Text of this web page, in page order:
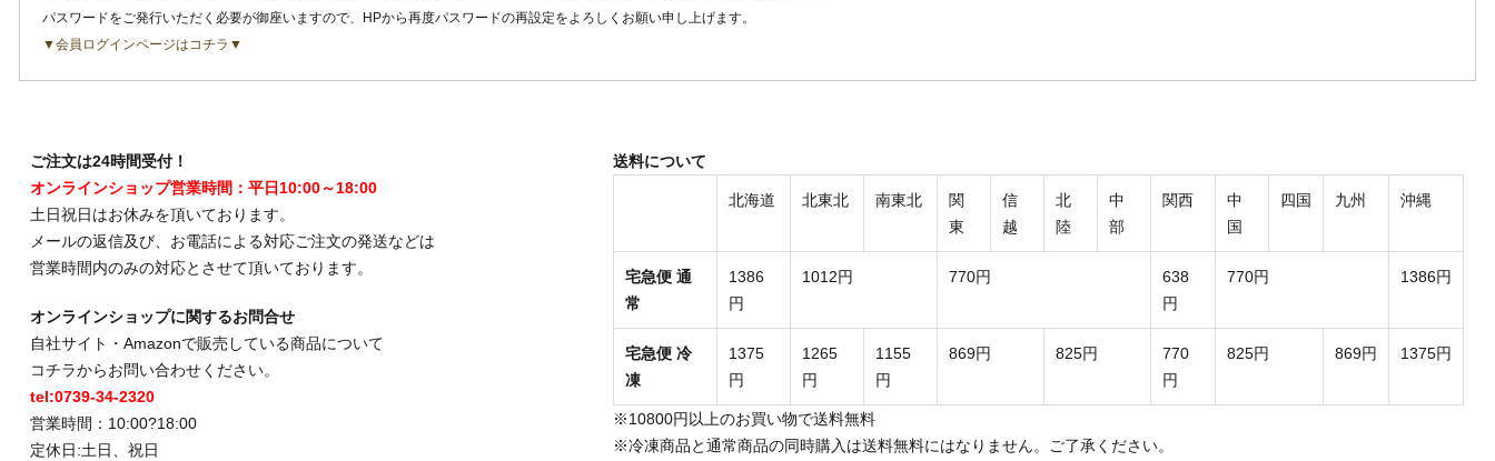
パスワードをご発行いただく必要が御座いますので、HPから再度パスワードの再設定をよろしくお願い申し上げます。
▼会員ログインページはコチラ▼
ご注文は24時間受付！
オンラインショップ営業時間：平日10:00～18:00
土日祝日はお休みを頂いております。
メールの返信及び、お電話による対応ご注文の発送などは
営業時間内のみの対応とさせて頂いております。
オンラインショップに関するお問合せ
自社サイト・Amazonで販売している商品について
コチラからお問い合わせください。
tel:0739-34-2320
営業時間：10:00?18:00
定休日:土日、祝日
送料について
北海道 北東北 南東北
関
東
信
越
北
陸
中
部
関西
中
国
四国 九州 沖縄
宅急便 通
常
1386
円
1012円 770円
638
円
770円 1386円
宅急便 冷
凍
1375
円
1265
円
1155
円
869円 825円
770
円
825円 869円 1375円
※10800円以上のお買い物で送料無料
※冷凍商品と通常商品の同時購入は送料無料にはなりません。ご了承ください。